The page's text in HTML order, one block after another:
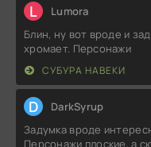
L Lumora
Блин, ну вот вроде и
хромает. Персонажи
СУБУРА НАВЕКИ
D DarkSyrup
Задумка вроде
Персонажи плоские, а